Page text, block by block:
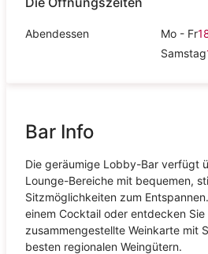
Abendessen Mo - Fr
Samstag
Bar Info
Die geräumige Lobby-Bar verfügt
Lounge-Bereiche mit bequemen,
Sitzmöglichkeiten zum
einem Cocktail oder entdecken
zusammengestellte Weinkarte mit
besten regionalen Weingütern.